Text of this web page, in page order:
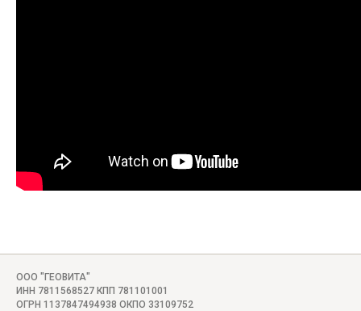
ООО "ГЕОВИТА"
ИНН 7811568527 КПП 781101001
ОГРН 1137847494938 ОКПО 33109752